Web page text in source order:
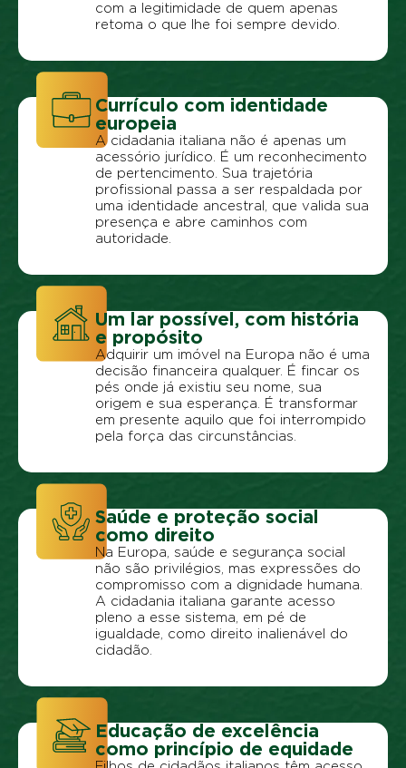
com a legitimidade de quem apenas
retoma o que lhe foi sempre devido.
Currículo com identidade
europeia
A cidadania italiana não é apenas um
acessório jurídico. É um reconhecimento
de pertencimento. Sua trajetória
profissional passa a ser respaldada por
uma identidade ancestral, que valida sua
presença e abre caminhos com
autoridade.
Um lar possível, com história
e propósito
Adquirir um imóvel na Europa não é uma
decisão financeira qualquer. É fincar os
pés onde já existiu seu nome, sua
origem e sua esperança. É transformar
em presente aquilo que foi interrompido
pela força das circunstâncias.
Saúde e proteção social
como direito
Na Europa, saúde e segurança social
não são privilégios, mas expressões do
compromisso com a dignidade humana.
A cidadania italiana garante acesso
pleno a esse sistema, em pé de
igualdade, como direito inalienável do
cidadão.
Educação de excelência
como princípio de equidade